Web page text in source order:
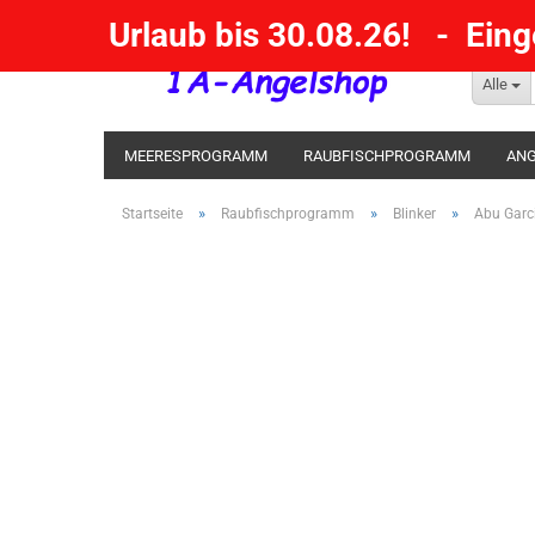
Alle
Urlaub bis 30.08.26! -
MEERESPROGRAMM RAUBFISCHPROGRAMM
KESCHER / SENKE / GAFF POSEN SBIRULINOS
Startseite » Raubfischprogramm » Blinker » Abu